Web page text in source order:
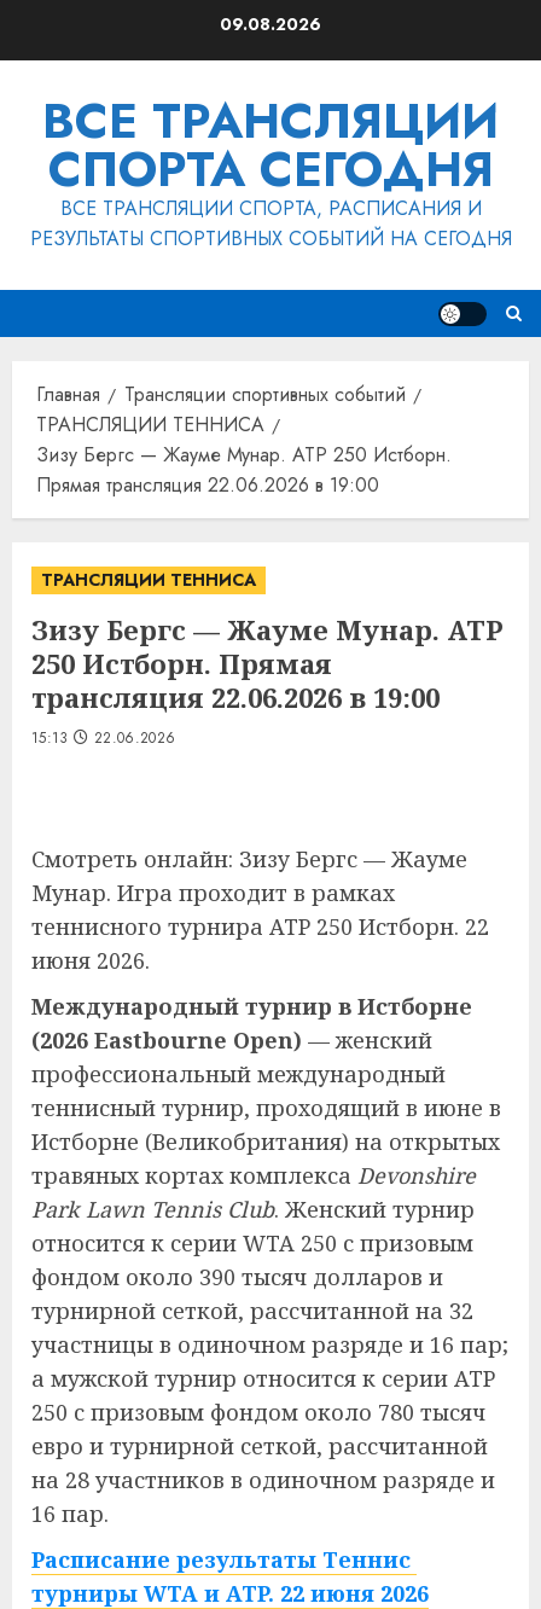
09.08.2026
ВСЕ ТРАНСЛЯЦИИ
СПОРТА СЕГОДНЯ
ВСЕ ТРАНСЛЯЦИИ СПОРТА, РАСПИСАНИЯ И
РЕЗУЛЬТАТЫ СПОРТИВНЫХ СОБЫТИЙ НА СЕГОДНЯ
Главная
Трансляции спортивных событий
ТРАНСЛЯЦИИ ТЕННИСА
Зизу Бергс — Жауме Мунар. ATP 250 Истборн.
Прямая трансляция 22.06.2026 в 19:00
ТРАНСЛЯЦИИ ТЕННИСА
Зизу Бергс — Жауме Мунар. ATP
250 Истборн. Прямая
трансляция 22.06.2026 в 19:00
15:13 22.06.2026
Смотреть онлайн: Зизу Бергс — Жауме
Мунар. Игра проходит в рамках
теннисного турнира ATP 250 Истборн. 22
июня 2026.
Международный турнир в Истборне
(2026 Eastbourne Open) — женский
профессиональный международный
теннисный турнир, проходящий в июне в
Истборне (Великобритания) на открытых
травяных кортах комплекса Devonshire
Park Lawn Tennis Club. Женский турнир
относится к серии WTA 250 с призовым
фондом около 390 тысяч долларов и
турнирной сеткой, рассчитанной на 32
участницы в одиночном разряде и 16 пар;
а мужской турнир относится к серии ATP
250 с призовым фондом около 780 тысяч
евро и турнирной сеткой, рассчитанной
на 28 участников в одиночном разряде и
16 пар.
Расписание результаты Теннис
турниры WTA и ATP. 22 июня 2026